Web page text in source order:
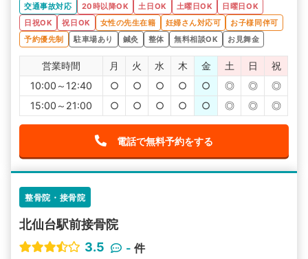
交通事故対応 20時以降OK 土日OK 土曜日OK
日曜日OK
日祝OK
祝日OK 女性の先生在籍 妊婦さん対応可
お子様同伴可
予約優先制
駐車場あり 鍼灸 整体 無料相談OK お見舞金
営業時間 月 火 水 木 金 土 日
祝
10:00～12:40
○ ○ ○ ○ ○ ◎ ◎
◎
15:00～21:00
○ ○ ○ ○ ○ ◎ ◎ ◎
電話で無料予約をする
整骨院・接骨院
北仙台駅前接骨院
3.5
- 件